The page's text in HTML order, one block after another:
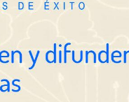
las